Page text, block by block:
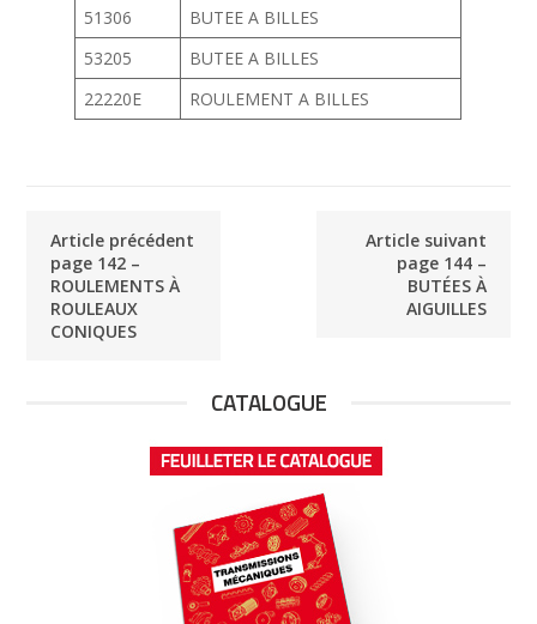
51306
BUTEE A BILLES
53205
BUTEE A BILLES
22220E
ROULEMENT A BILLES
Article précédent
page 142 –
ROULEMENTS À
ROULEAUX
CONIQUES
Article suivant
page 144 –
BUTÉES À
AIGUILLES
CATALOGUE